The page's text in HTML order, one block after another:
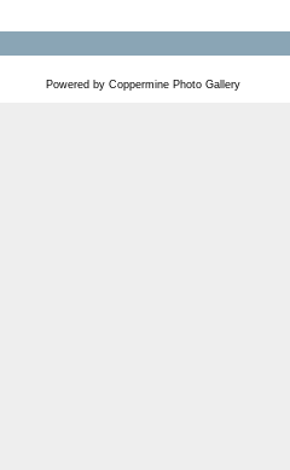
Powered by Coppermine Photo Gallery